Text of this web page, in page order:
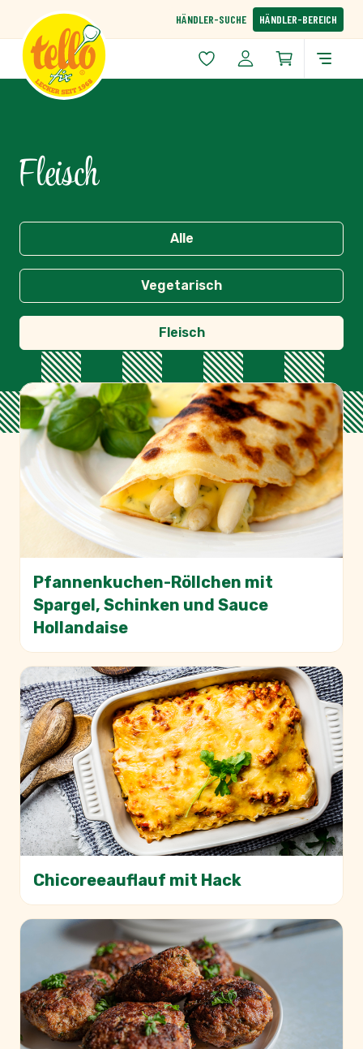
HÄNDLER-SUCHE HÄNDLER-BEREICH
Fleisch
Kategorien
Alle
Vegetarisch
Fleisch
Pfannenkuchen-Röllchen mit
Spargel, Schinken und Sauce
Hollandaise
Chicoreeauflauf mit Hack